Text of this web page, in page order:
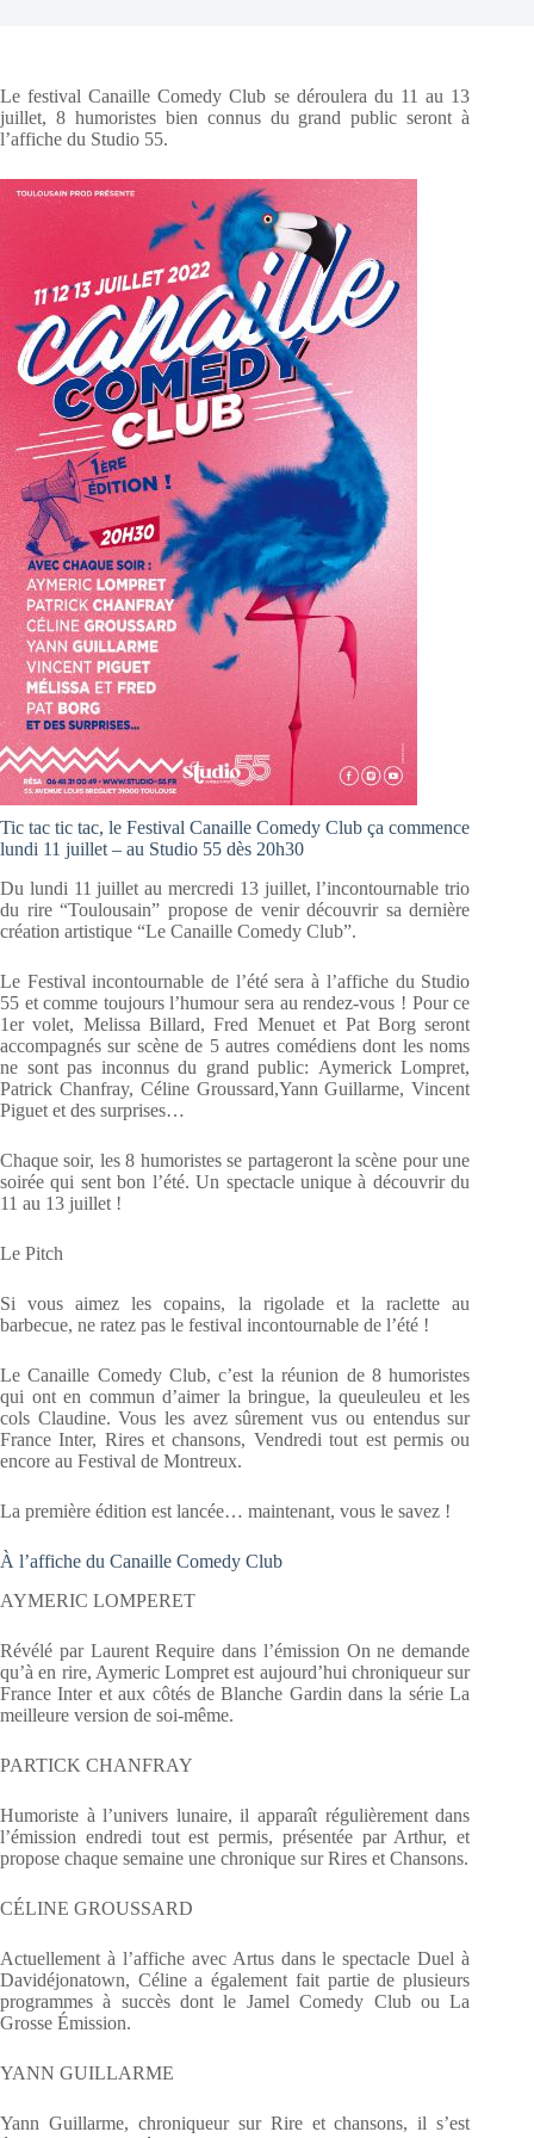
Le festival Canaille Comedy Club se déroulera du 11 au 13
juillet, 8 humoristes bien connus du grand public seront à
l’affiche du Studio 55.
Tic tac tic tac, le Festival Canaille Comedy Club ça commence
lundi 11 juillet – au Studio 55 dès 20h30
Du lundi 11 juillet au mercredi 13 juillet, l’incontournable trio
du rire “Toulousain” propose de venir découvrir sa dernière
création artistique “Le Canaille Comedy Club”.
Le Festival incontournable de l’été sera à l’affiche du Studio
55 et comme toujours l’humour sera au rendez-vous ! Pour ce
1er volet, Melissa Billard, Fred Menuet et Pat Borg seront
accompagnés sur scène de 5 autres comédiens dont les noms
ne sont pas inconnus du grand public: Aymerick Lompret,
Patrick Chanfray, Céline Groussard,Yann Guillarme, Vincent
Piguet et des surprises…
Chaque soir, les 8 humoristes se partageront la scène pour une
soirée qui sent bon l’été. Un spectacle unique à découvrir du
11 au 13 juillet !
Le Pitch
Si vous aimez les copains, la rigolade et la raclette au
barbecue, ne ratez pas le festival incontournable de l’été !
Le Canaille Comedy Club, c’est la réunion de 8 humoristes
qui ont en commun d’aimer la bringue, la queuleuleu et les
cols Claudine. Vous les avez sûrement vus ou entendus sur
France Inter, Rires et chansons, Vendredi tout est permis ou
encore au Festival de Montreux.
La première édition est lancée… maintenant, vous le savez !
À l’affiche du Canaille Comedy Club
AYMERIC LOMPERET
Révélé par Laurent Require dans l’émission On ne demande
qu’à en rire, Aymeric Lompret est aujourd’hui chroniqueur sur
France Inter et aux côtés de Blanche Gardin dans la série La
meilleure version de soi-même.
PARTICK CHANFRAY
Humoriste à l’univers lunaire, il apparaît régulièrement dans
l’émission endredi tout est permis, présentée par Arthur, et
propose chaque semaine une chronique sur Rires et Chansons.
CÉLINE GROUSSARD
Actuellement à l’affiche avec Artus dans le spectacle Duel à
Davidéjonatown, Céline a également fait partie de plusieurs
programmes à succès dont le Jamel Comedy Club ou La
Grosse Émission.
YANN GUILLARME
Yann Guillarme, chroniqueur sur Rire et chansons, il s’est